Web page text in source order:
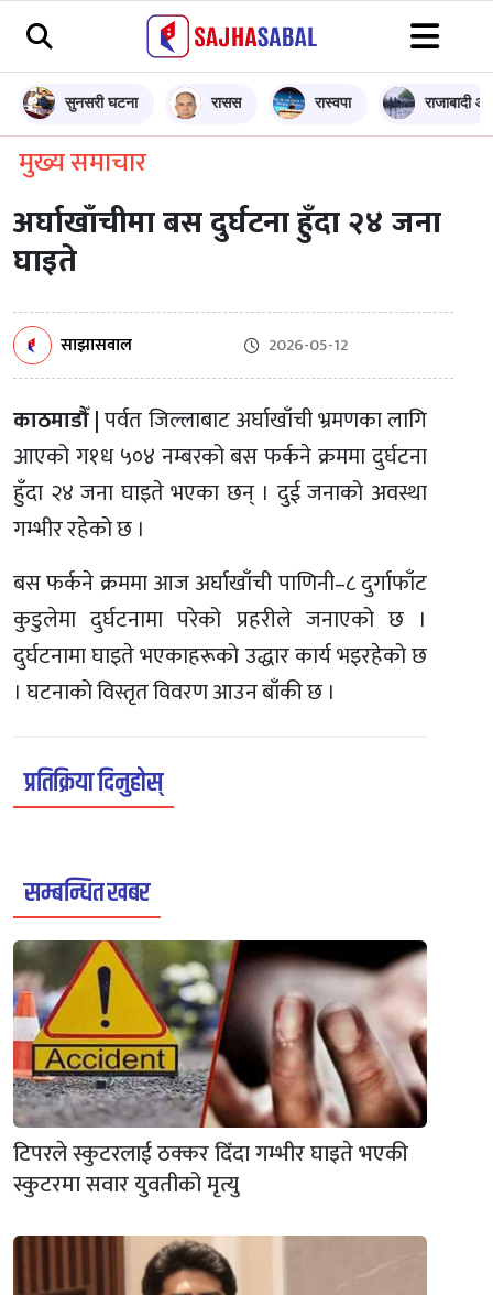
सुनसरी घटना रासस रास्वपा राजाबादी
मुख्य समाचार
अर्घाखाँचीमा बस दुर्घटना हुँदा २४ जना
घाइते
साझासवाल 2026-05-12
काठमाडौँ |पर्वत जिल्लाबाट अर्घाखाँची भ्रमणका लागि
आएको ग१ध ५०४ नम्बरको बस फर्कने क्रममा दुर्घटना
हुँदा २४ जना घाइते भएका छन् । दुई जनाको अवस्था
गम्भीर रहेको छ ।
बस फर्कने क्रममा आज अर्घाखाँची पाणिनी–८ दुर्गाफाँट
कुडुलेमा दुर्घटनामा परेको प्रहरीले जनाएको छ ।
दुर्घटनामा घाइते भएकाहरूको उद्धार कार्य भइरहेको छ
। घटनाको विस्तृत विवरण आउन बाँकी छ ।
प्रतिक्रिया दिनुहोस्
सम्बन्धित खबर
टिपरले स्कुटरलाई ठक्कर दिँदा गम्भीर घाइते भएकी
स्कुटरमा सवार युवतीको मृत्यु